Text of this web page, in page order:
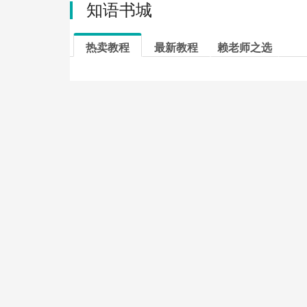
知语书城
热卖教程 最新教程 赖老师之选